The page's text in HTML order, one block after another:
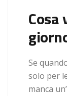
Cosa
Se
solo per
manca